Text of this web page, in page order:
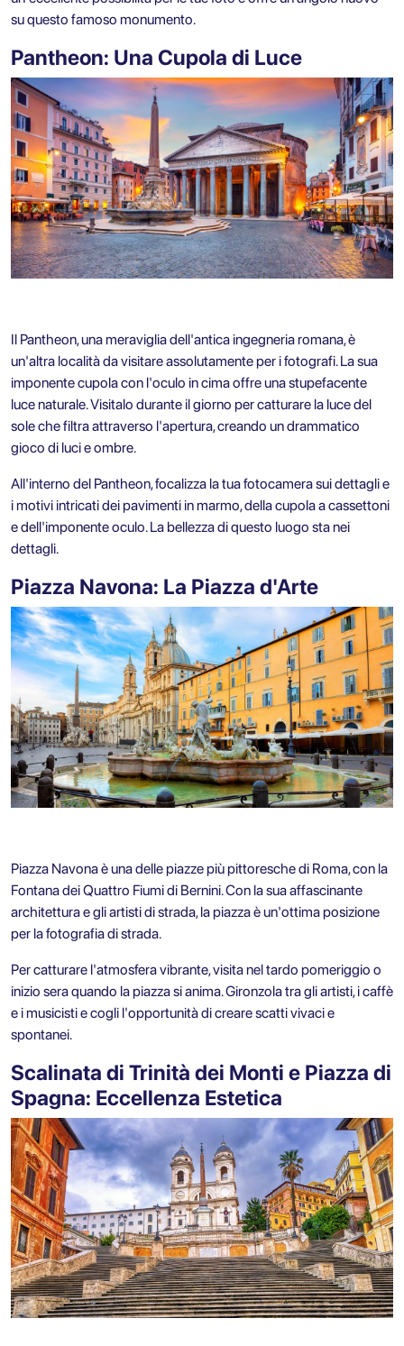
su questo famoso monumento.
Pantheon: Una Cupola di Luce
Il Pantheon, una meraviglia dell'antica ingegneria romana, è
un'altra località da visitare assolutamente per i fotografi. La sua
imponente cupola con l'oculo in cima offre una stupefacente
luce naturale. Visitalo durante il giorno per catturare la luce del
sole che filtra attraverso l'apertura, creando un drammatico
gioco di luci e ombre.
All'interno del Pantheon, focalizza la tua fotocamera sui dettagli e
i motivi intricati dei pavimenti in marmo, della cupola a cassettoni
e dell'imponente oculo. La bellezza di questo luogo sta nei
dettagli.
Piazza Navona: La Piazza d'Arte
Piazza Navona è una delle piazze più pittoresche di Roma, con la
Fontana dei Quattro Fiumi di Bernini. Con la sua affascinante
architettura e gli artisti di strada, la piazza è un'ottima posizione
per la fotografia di strada.
Per catturare l'atmosfera vibrante, visita nel tardo pomeriggio o
inizio sera quando la piazza si anima. Gironzola tra gli artisti, i caffè
e i musicisti e cogli l'opportunità di creare scatti vivaci e
spontanei.
Scalinata di Trinità dei Monti e Piazza di
Spagna: Eccellenza Estetica